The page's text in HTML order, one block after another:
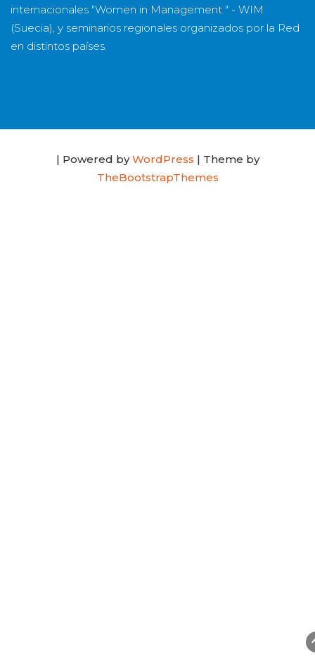
internacionales "Women in Management " - WIM
(Suecia), y seminarios regionales organizados por la Red
en distintos países.
| Powered byWordPress | Theme by
TheBootstrapThemes